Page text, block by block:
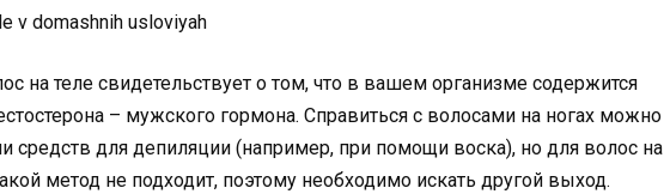
на теле свидетельствует о том, что в вашем организме содержится
– мужского гормона. Справиться с волосами на ногах можно
средств для депиляции (например, при помощи воска), но для волос на
метод не подходит, поэтому необходимо искать другой выход.